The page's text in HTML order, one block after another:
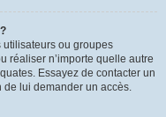
utilisateurs ou groupes
réaliser n’importe quelle autre
Essayez de contacter un
de lui demander un accès.